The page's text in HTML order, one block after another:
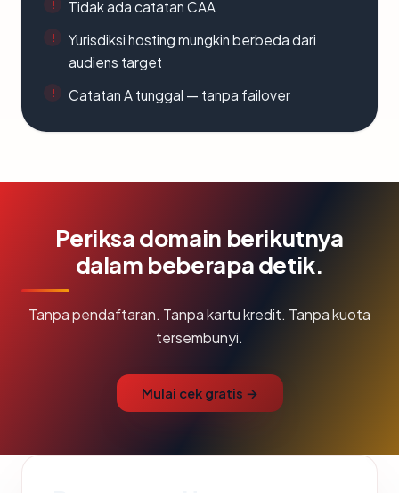
Tidak ada catatan CAA
Yurisdiksi hosting mungkin berbeda dari
audiens target
Catatan A tunggal — tanpa failover
Periksa domain berikutnya
dalam beberapa detik.
Tanpa pendaftaran. Tanpa kartu kredit. Tanpa kuota
tersembunyi.
Mulai cek gratis →